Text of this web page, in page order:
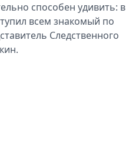
способен удивить: в
всем знакомый по
Следственного